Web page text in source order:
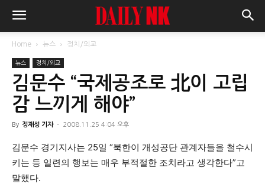
Home 뉴스 정치/외교
뉴스 정치/외교
김문수 “국제공조로 北이 고립
감 느끼게 해야”
By 정재성 기자 - 2008.11.25 4:04 오후
김문수 경기지사는 25일 “북한이 개성공단 관계자들을 철수시
키는 등 일련의 행보는 매우 부적절한 조치라고 생각한다”고
말했다.